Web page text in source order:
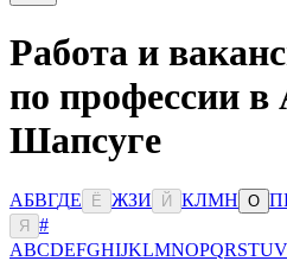
Работа и
по профессии в
Шапсуге
АБВГДЕ Ё ЖЗИ Й КЛМН О П
Я
#
ABCDEFGHIJKLMNOPQRSTUV